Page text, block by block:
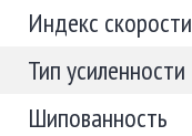
Индекс скорости
Тип усиленности
Шипованность